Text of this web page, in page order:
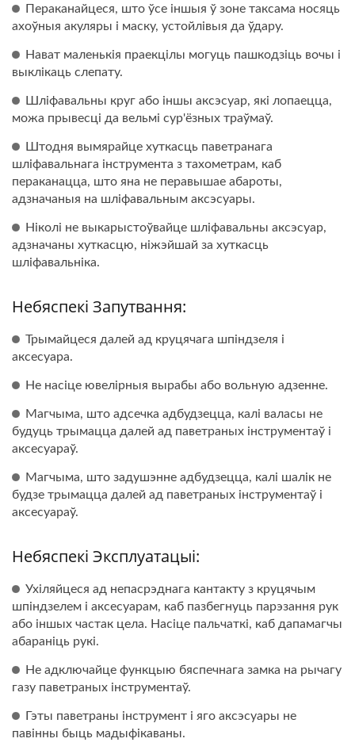
Пераканайцеся, што ўсе іншыя ў зоне таксама носяць
ахоўныя акуляры і маску, устойлівыя да ўдару.
Нават маленькія праекцілы могуць пашкодзіць вочы і
выклікаць слепату.
Шліфавальны круг або іншы аксэсуар, які лопаецца,
можа прывесці да вельмі сур'ёзных траўмаў.
Штодня вымярайце хуткасць паветранага
шліфавальнага інструмента з тахометрам, каб
пераканацца, што яна не перавышае абароты,
адзначаныя на шліфавальным аксэсуары.
Ніколі не выкарыстоўвайце шліфавальны аксэсуар,
адзначаны хуткасцю, ніжэйшай за хуткасць
шліфавальніка.
Небяспекі Запутвання:
Трымайцеся далей ад круцячага шпіндзеля і
аксесуара.
Не насіце ювелірныя вырабы або вольную адзенне.
Магчыма, што адсечка адбудзецца, калі валасы не
будуць трымацца далей ад паветраных інструментаў і
аксесуараў.
Магчыма, што задушэнне адбудзецца, калі шалік не
будзе трымацца далей ад паветраных інструментаў і
аксесуараў.
Небяспекі Эксплуатацыі:
Ухіляйцеся ад непасрэднага кантакту з круцячым
шпіндзелем і аксесуарам, каб пазбегнуць парэзання рук
або іншых частак цела. Насіце пальчаткі, каб дапамагчы
абараніць рукі.
Не адключайце функцыю бяспечнага замка на рычагу
газу паветраных інструментаў.
Гэты паветраны інструмент і яго аксэсуары не
павінны быць мадыфікаваны.